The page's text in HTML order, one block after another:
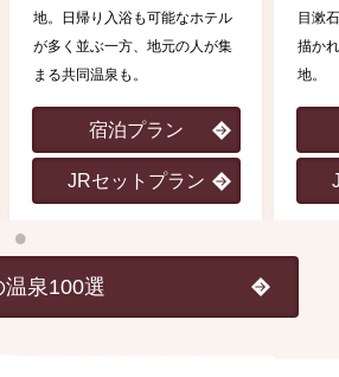
地。日帰り入浴も可能なホテル
が多く並ぶ一方、地元の人が集
まる共同温泉も。
宿泊プラン
JRセットプラン
目漱
描か
地。
泉100選